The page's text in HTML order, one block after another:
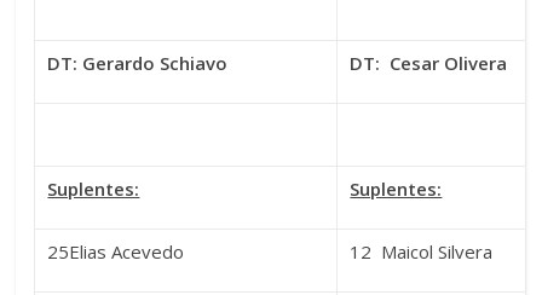
DT: Gerardo Schiavo DT: Cesar Olivera
Suplentes: Suplentes:
25Elias Acevedo 12 Maicol Silvera